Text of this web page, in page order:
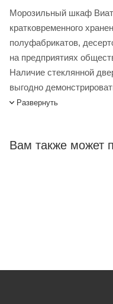
Морозильный шкаф
кратковременного
полуфабрикатов,
на предприятиях
Наличие стеклянной
выгодно
стоимость и
Развернуть
Вам также может